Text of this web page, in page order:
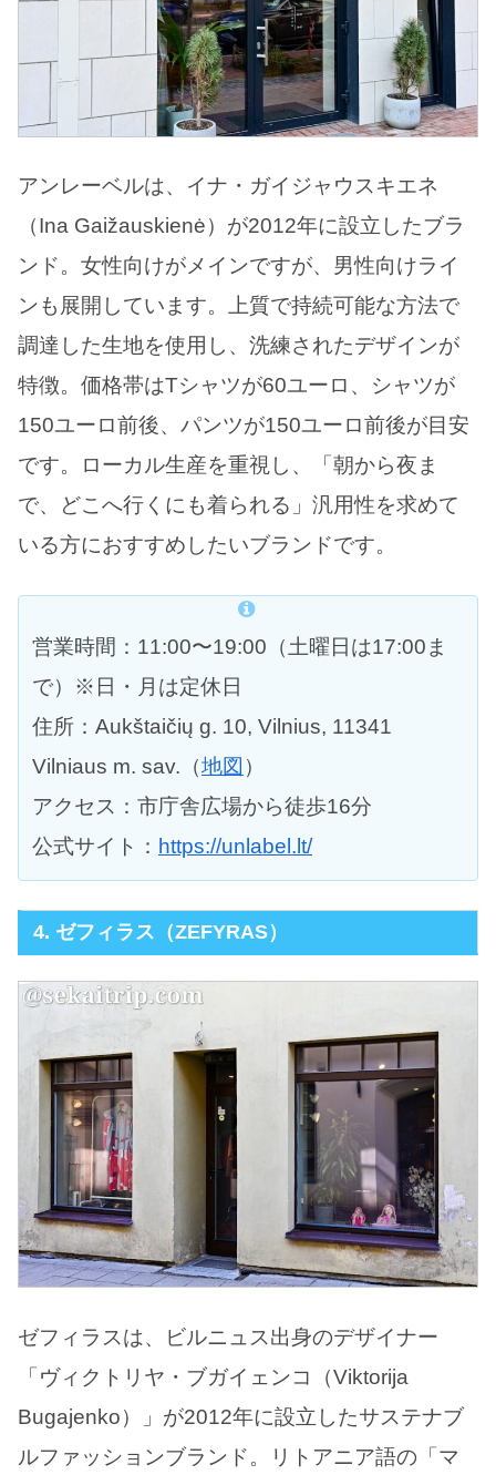
アンレーベルは、イナ・ガイジャウスキエネ
（Ina Gaižauskienė）が2012年に設立したブラ
ンド。女性向けがメインですが、男性向けライ
ンも展開しています。上質で持続可能な方法で
調達した生地を使用し、洗練されたデザインが
特徴。価格帯はTシャツが60ユーロ、シャツが
150ユーロ前後、パンツが150ユーロ前後が目安
です。ローカル生産を重視し、「朝から夜ま
で、どこへ行くにも着られる」汎用性を求めて
いる方におすすめしたいブランドです。
営業時間：11:00〜19:00（土曜日は17:00ま
で）※日・月は定休日
住所：Aukštaičių g. 10, Vilnius, 11341
Vilniaus m. sav.（地図 ）
アクセス：市庁舎広場から徒歩16分
公式サイト： https://unlabel.lt/
4. ゼフィラス（ZEFYRAS）
ゼフィラスは、ビルニュス出身のデザイナー
「ヴィクトリヤ・ブガイェンコ（Viktorija
Bugajenko）」が2012年に設立したサステナブ
ルファッションブランド。リトアニア語の「マ